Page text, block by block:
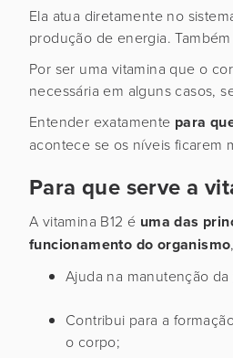
Ela atua diretamente no
produção de energia.
Por ser uma vitamina que o
necessária em alguns casos,
Entender exatamente para
acontece se os níveis ficarem
Para que serve a
A vitamina B12 é uma das
funcionamento do organismo
Ajuda na manutenção da
Contribui para a
o corpo;